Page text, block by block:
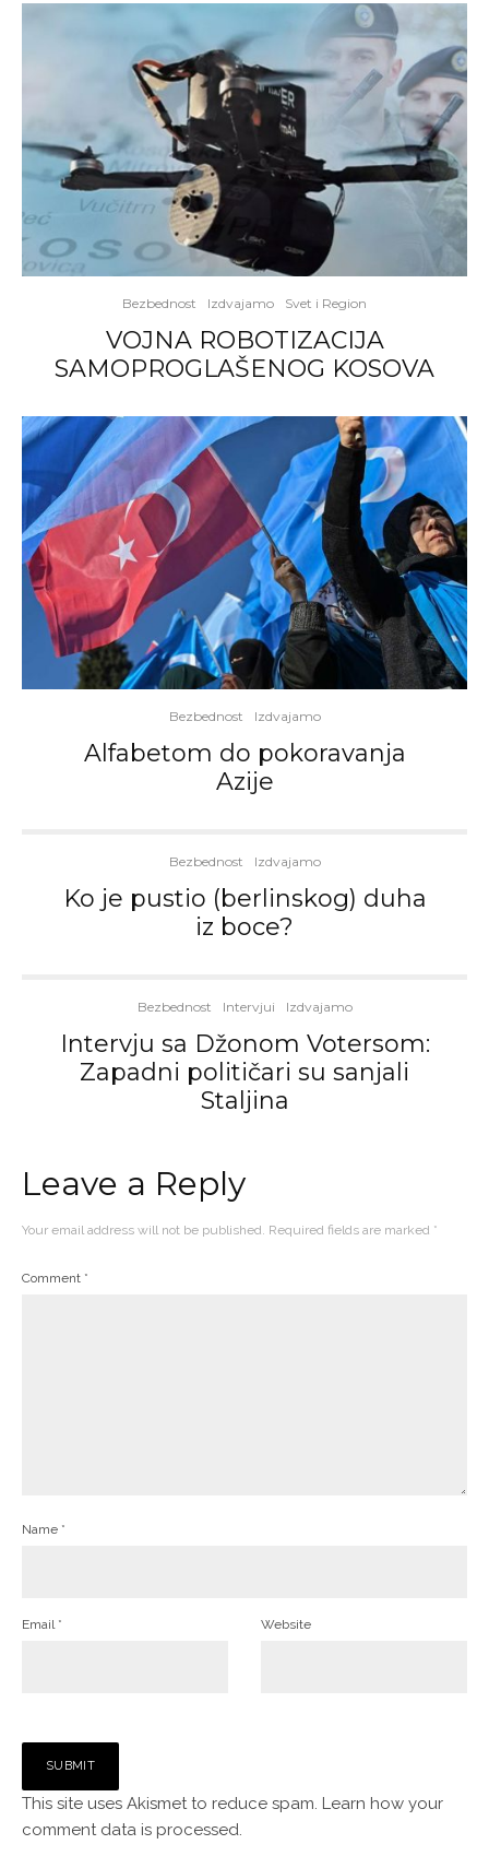
Bezbednost Izdvajamo Svet i Region
VOJNA ROBOTIZACIJA
SAMOPROGLAŠENOG KOSOVA
Bezbednost Izdvajamo
Alfabetom do pokoravanja
Azije
Bezbednost Izdvajamo
Ko je pustio (berlinskog) duha
iz boce?
Bezbednost Intervjui Izdvajamo
Intervju sa Džonom Votersom:
Zapadni političari su sanjali
Staljina
Leave a Reply
Your email address will not be published. Required fields are marked *
Comment *
Name *
Email * Website
This site uses Akismet to reduce spam. Learn how your
comment data is processed.